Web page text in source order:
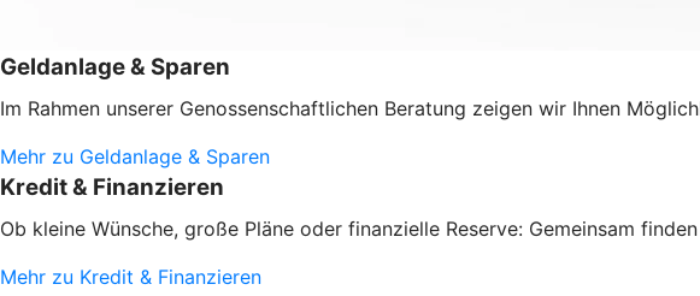
Geldanlage & Sparen
Im Rahmen unserer Genossenschaftlichen Beratung zeigen wir Ihnen
Mehr zu Geldanlage & Sparen
Kredit & Finanzieren
Ob kleine Wünsche, große Pläne oder finanzielle Reserve: Gemeinsam
Mehr zu Kredit & Finanzieren